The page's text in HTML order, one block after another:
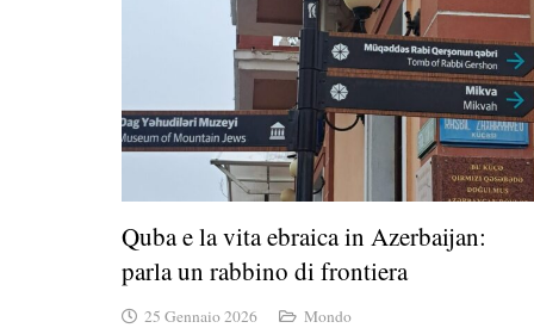
Quba e la vita ebraica in Azerbaijan:
parla un rabbino di frontiera
25 Gennaio 2026 Mondo